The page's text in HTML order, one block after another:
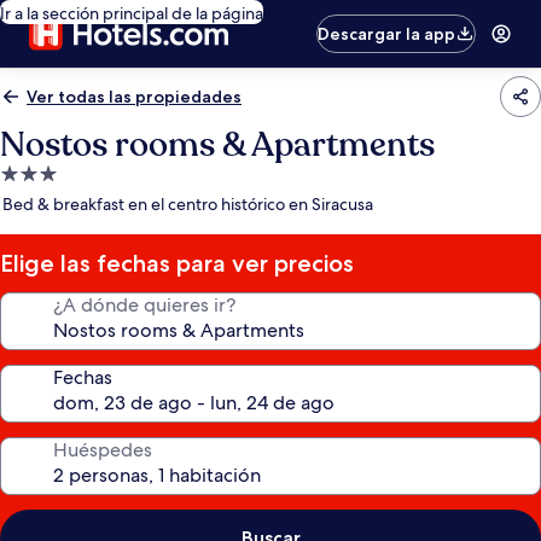
Ir a la sección principal de la página
Descargar la app
Ver todas las propiedades
Nostos rooms & Apartments
Propiedad
de
estrellas
Bed & breakfast en el centro histórico en Siracusa
Elige las fechas para ver precios
¿A dónde quieres ir?
Fechas
Huéspedes